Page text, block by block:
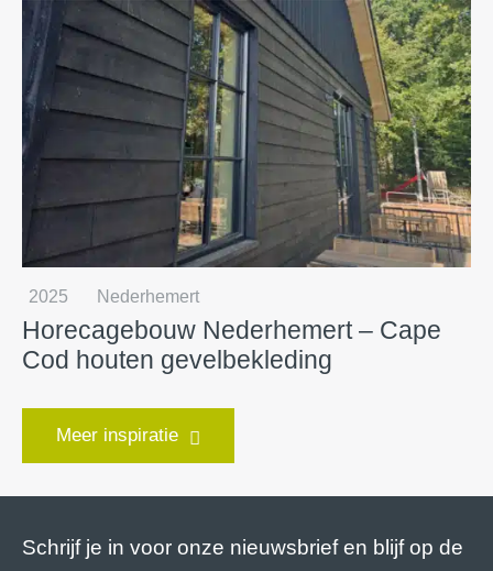
2025 Nederhemert
Horecagebouw Nederhemert – Cape
Cod houten gevelbekleding
Meer inspiratie
Schrijf je in voor onze nieuwsbrief en blijf op de